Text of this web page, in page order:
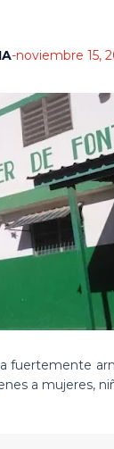
-noviembre 15,
fuertemente
a mujeres,